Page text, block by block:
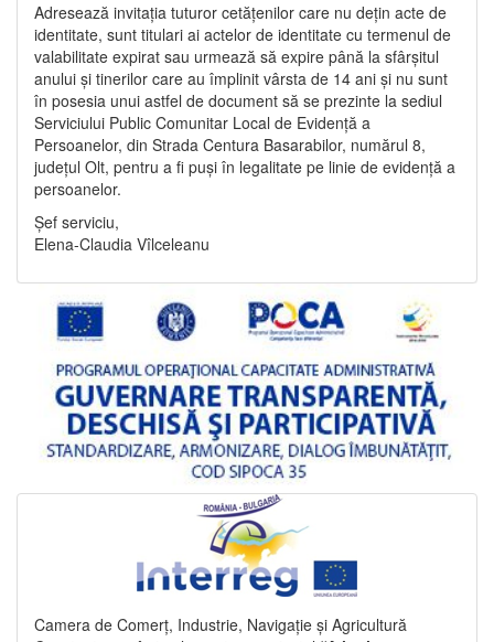
Adresează invitația tuturor cetățenilor care nu dețin acte de
identitate, sunt titulari ai actelor de identitate cu termenul de
valabilitate expirat sau urmează să expire până la sfârșitul
anului și tinerilor care au împlinit vârsta de 14 ani și nu sunt
în posesia unui astfel de document să se prezinte la sediul
Serviciului Public Comunitar Local de Evidență a
Persoanelor, din Strada Centura Basarabilor, numărul 8,
județul Olt, pentru a fi puși în legalitate pe linie de evidență a
persoanelor.
Șef serviciu,
Elena-Claudia Vîlceleanu
Camera de Comerț, Industrie, Navigație și Agricultură